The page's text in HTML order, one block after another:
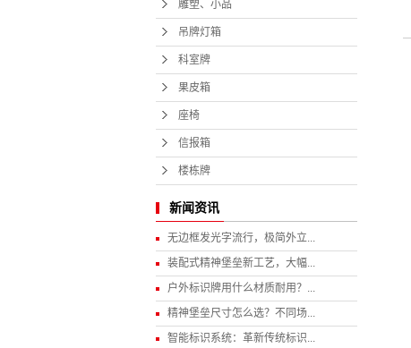
雕塑、小品
吊牌灯箱
科室牌
果皮箱
座椅
信报箱
楼栋牌
新闻资讯
无边框发光字流行，极简外立...
装配式精神堡垒新工艺，大幅...
户外标识牌用什么材质耐用？...
精神堡垒尺寸怎么选？不同场...
智能标识系统：革新传统标识...